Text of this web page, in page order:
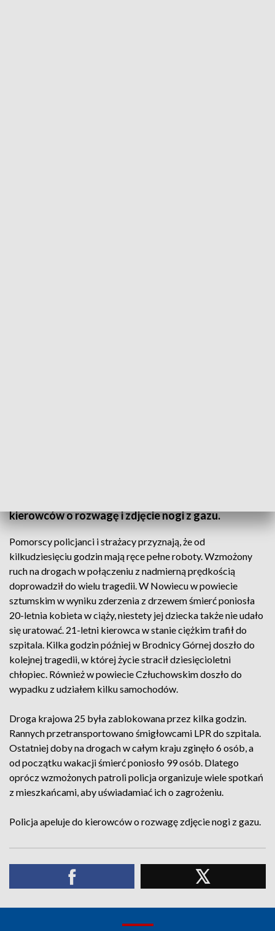
kierowców o rozwagę i zdjęcie nogi z gazu.
Pomorscy policjanci i strażacy przyznają, że od
kilkudziesięciu godzin mają ręce pełne roboty. Wzmożony
ruch na drogach w połączeniu z nadmierną prędkością
doprowadził do wielu tragedii. W Nowiecu w powiecie
sztumskim w wyniku zderzenia z drzewem śmierć poniosła
20-letnia kobieta w ciąży, niestety jej dziecka także nie udało
się uratować. 21-letni kierowca w stanie ciężkim trafił do
szpitala. Kilka godzin później w Brodnicy Górnej doszło do
kolejnej tragedii, w której życie stracił dziesięcioletni
chłopiec. Również w powiecie Człuchowskim doszło do
wypadku z udziałem kilku samochodów.
Droga krajowa 25 była zablokowana przez kilka godzin.
Rannych przetransportowano śmigłowcami LPR do szpitala.
Ostatniej doby na drogach w całym kraju zginęło 6 osób, a
od początku wakacji śmierć poniosło 99 osób. Dlatego
oprócz wzmożonych patroli policja organizuje wiele spotkań
z mieszkańcami, aby uświadamiać ich o zagrożeniu.
Policja apeluje do kierowców o rozwagę zdjęcie nogi z gazu.